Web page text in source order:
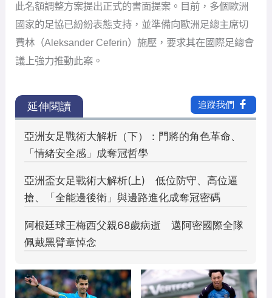
此名額調整方案提出正式的書面提案。目前，多個歐洲
國家的足協已紛紛表態支持，並準備向歐洲足總主席切
費林（Aleksander Ceferin）施壓，要求其在國際足總會
議上強力推動此案。